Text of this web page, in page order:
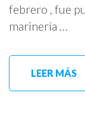
febrero , fue
marinería …
LEER MÁS